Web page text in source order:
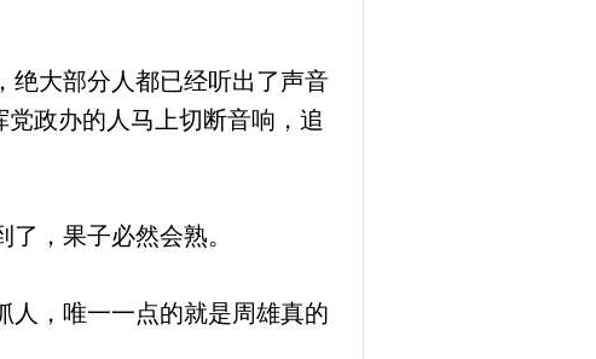
大部分人都已经听出了声音
政办的人马上切断音响，追
，果子必然会熟。
，唯一一点的就是周雄真的